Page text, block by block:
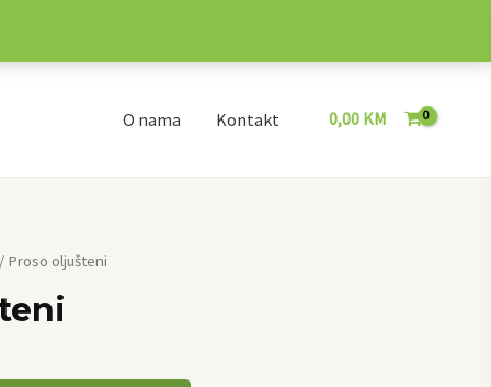
O nama Kontakt 0,00 KM
Proso oljušteni